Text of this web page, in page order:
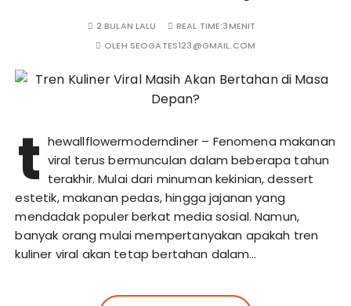
2 BULAN LALU REAL TIME:3MENIT
OLEH SEOGATES123@GMAIL.COM
t hewallflowermoderndiner – Fenomena makanan
viral terus bermunculan dalam beberapa tahun
terakhir. Mulai dari minuman kekinian, dessert
estetik, makanan pedas, hingga jajanan yang
mendadak populer berkat media sosial. Namun,
banyak orang mulai mempertanyakan apakah tren
kuliner viral akan tetap bertahan dalam…